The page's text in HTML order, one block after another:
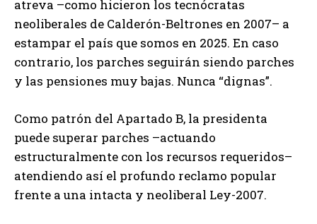
atreva –como hicieron los tecnócratas
neoliberales de Calderón-Beltrones en 2007– a
estampar el país que somos en 2025. En caso
contrario, los parches seguirán siendo parches
y las pensiones muy bajas. Nunca “dignas”.
Como patrón del Apartado B, la presidenta
puede superar parches –actuando
estructuralmente con los recursos requeridos–
atendiendo así el profundo reclamo popular
frente a una intacta y neoliberal Ley-2007.